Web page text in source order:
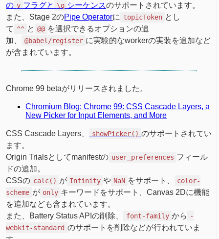
の v フラグと \q シーケンスのサポートされています。
また、Stage 2のPipe Operatorに topicToken とし
て ^^ と @@ を選択できるオプションの追
加、
@babel/register に実験的なworkerの実装を追加など
が含まれています。
Chrome 99 betaがリリースされました。
Chromium Blog: Chrome 99: CSS Cascade Layers, a
New Picker for Input Elements, and More
CSS Cascade Layers、 showPicker() のサポートされてい
ます。
Origin Trialsとしてmanifestの user_preferences フィール
ドの追加。
CSSの calc() が Infinity や NaN をサポート、
color-
scheme が only キーワードをサポート、Canvas 2Dに機能
を追加なども含まれています。
また、Battery Status APIの削除、
font-family から -
webkit-standard のサポートを削除などが行われていま